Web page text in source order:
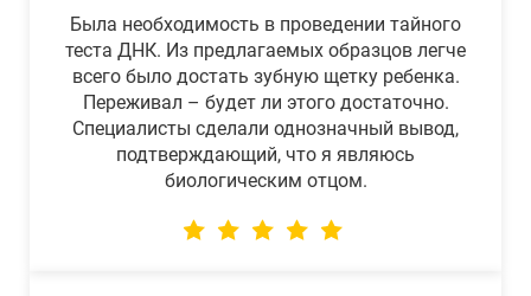
Была необходимость в проведении тайного
теста ДНК. Из предлагаемых образцов легче
всего было достать зубную щетку ребенка.
Переживал – будет ли этого достаточно.
Специалисты сделали однозначный вывод,
подтверждающий, что я являюсь
биологическим отцом.